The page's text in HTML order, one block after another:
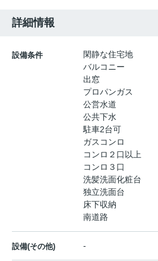
詳細情報
設備条件
閑静な住宅地
バルコニー
出窓
プロパンガス
公営水道
公共下水
駐車2台可
ガスコンロ
コンロ２口以上
コンロ３口
洗髪洗面化粧台
独立洗面台
床下収納
南道路
設備(その他) -